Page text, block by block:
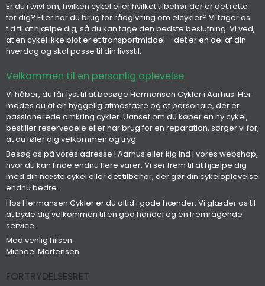
Er du i tvivl om, hvilken cykel eller hvilket tilbehør der er det rette
for dig? Eller har du brug for rådgivning om elcykler? Vi tager os
tid til at hjælpe dig, så du kan tage den bedste beslutning. Vi ved,
at en cykel ikke blot er et transportmiddel – det er en del af din
hverdag og skal passe til din livsstil.
Velkommen til en personlig oplevelse
Vi håber, du får lyst til at besøge Hermansen Cykler i Aarhus. Her
mødes du af en hyggelig atmosfære og et personale, der er
passionerede omkring cykler. Uanset om du køber en ny cykel,
bestiller reservedele eller har brug for en reparation, sørger vi for,
at du føler dig velkommen og tryg.
Besøg os på vores adresse i Aarhus eller kig ind i vores webshop,
hvor du kan finde endnu flere varer. Vi ser frem til at hjælpe dig
med din næste cykel eller det tilbehør, der gør din cykeloplevelse
endnu bedre.
Hos Hermansen Cykler er du altid i gode hænder. Vi glæder os til
at byde dig velkommen til en god handel og en fremragende
service.
Med venlig hilsen
Michael Mortensen
FORTRYDELSESRET